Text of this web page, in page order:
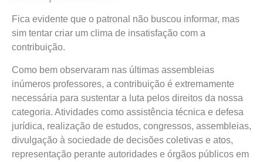
Fica evidente que o patronal não buscou informar, mas
sim tentar criar um clima de insatisfação com a
contribuição.
Como bem observaram nas últimas assembleias
inúmeros professores, a contribuição é extremamente
necessária para sustentar a luta pelos direitos da nossa
categoria. Atividades como assistência técnica e defesa
jurídica, realização de estudos, congressos, assembleias,
divulgação à sociedade de decisões coletivas e atos,
representação perante autoridades e órgãos públicos em